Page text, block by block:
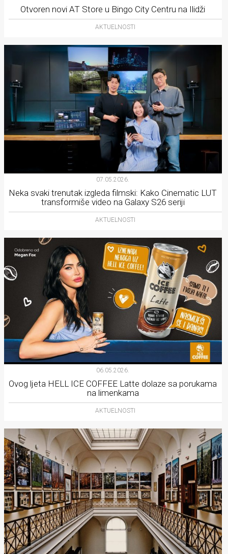
Otvoren novi AT Store u Bingo City Centru na Ilidži
AKTUELNOSTI
07.05.2026.
Neka svaki trenutak izgleda filmski: Kako Cinematic LUT
transformiše video na Galaxy S26 seriji
AKTUELNOSTI
06.05.2026.
Ovog ljeta HELL ICE COFFEE Latte dolaze sa porukama
na limenkama
AKTUELNOSTI